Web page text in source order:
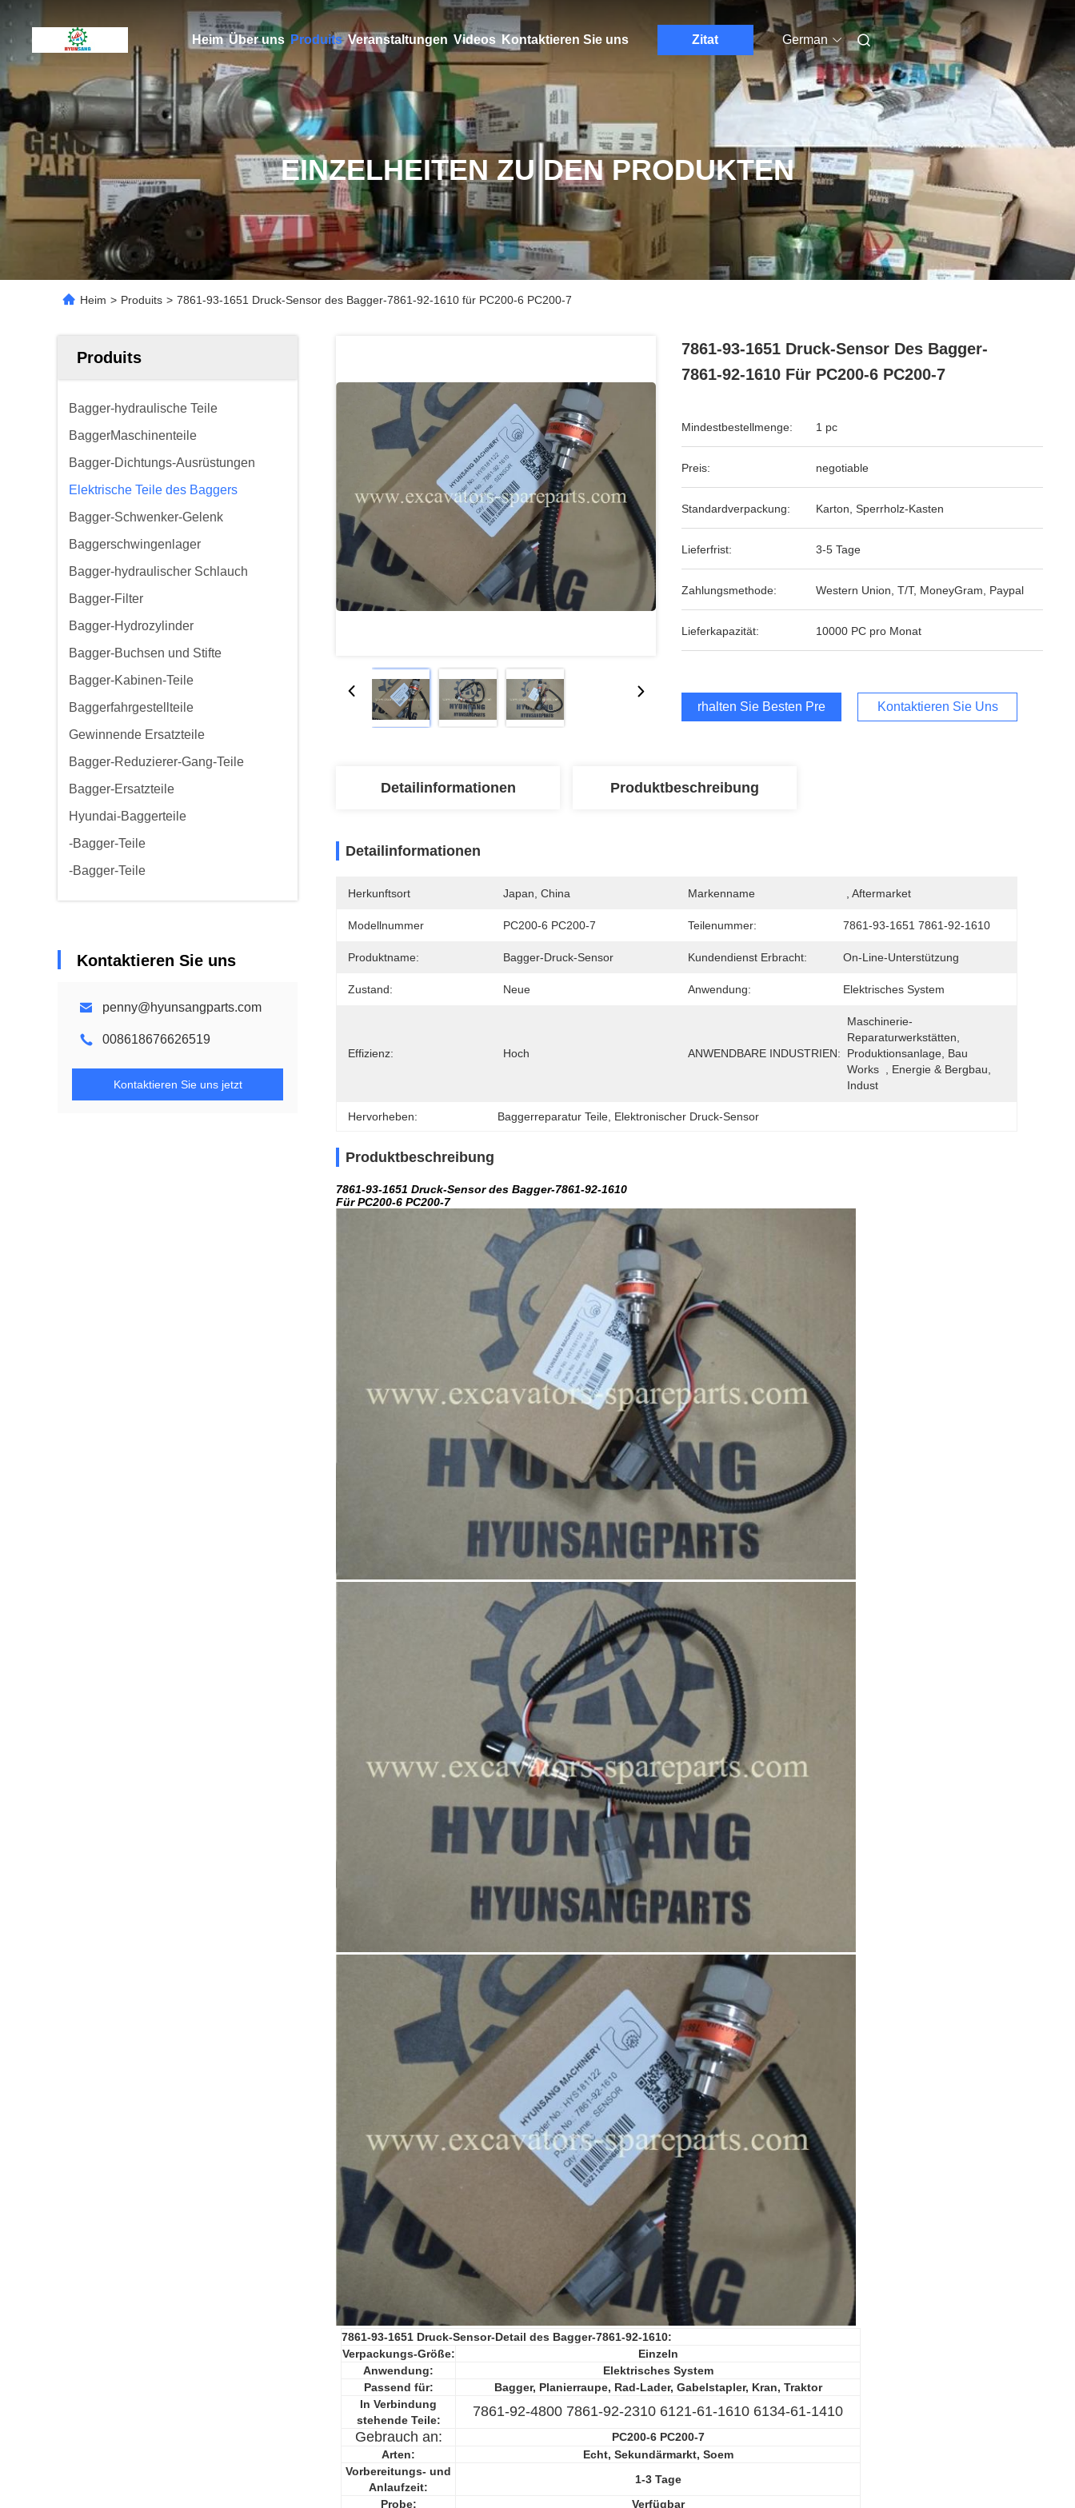
Heim Über uns Produits Veranstaltungen Videos Kontaktieren Sie uns Zitat German
EINZELHEITEN ZU DEN PRODUKTEN
Heim > Produits > 7861-93-1651 Druck-Sensor des Bagger-7861-92-1610 für PC200-6 PC200-7
Produits
Bagger-hydraulische Teile
BaggerMaschinenteile
Bagger-Dichtungs-Ausrüstungen
Elektrische Teile des Baggers
Bagger-Schwenker-Gelenk
Baggerschwingenlager
Bagger-hydraulischer Schlauch
Bagger-Filter
Bagger-Hydrozylinder
Bagger-Buchsen und Stifte
Bagger-Kabinen-Teile
Baggerfahrgestellteile
Gewinnende Ersatzteile
Bagger-Reduzierer-Gang-Teile
Bagger-Ersatzteile
Hyundai-Baggerteile
-Bagger-Teile
-Bagger-Teile
Kontaktieren Sie uns
penny@hyunsangparts.com
008618676626519
Kontaktieren Sie uns jetzt
7861-93-1651 Druck-Sensor Des Bagger-
7861-92-1610 Für PC200-6 PC200-7
Mindestbestellmenge: 1 pc
Preis: negotiable
Standardverpackung: Karton, Sperrholz-Kasten
Lieferfrist: 3-5 Tage
Zahlungsmethode: Western Union, T/T, MoneyGram, Paypal
Lieferkapazität: 10000 PC pro Monat
Erhalten Sie Besten Preis Kontaktieren Sie Uns
Detailinformationen Produktbeschreibung
Detailinformationen
Herkunftsort Japan, China Markenname , Aftermarket
Modellnummer PC200-6 PC200-7 Teilenummer: 7861-93-1651 7861-92-1610
Produktname: Bagger-Druck-Sensor Kundendienst Erbracht: On-Line-Unterstützung
Zustand: Neue Anwendung: Elektrisches System
Effizienz: Hoch ANWENDBARE INDUSTRIEN:
Maschinerie-
Reparaturwerkstätten,
Produktionsanlage, Bau
Works  , Energie & Bergbau,
Indust
Hervorheben: Baggerreparatur Teile Elektronischer Druck-Sensor
Produktbeschreibung
7861-93-1651 Druck-Sensor des Bagger-7861-92-1610
Für PC200-6 PC200-7
7861-93-1651 Druck-Sensor-Detail des Bagger-7861-92-1610:
Verpackungs-Größe:
Einzeln
Anwendung:
Elektrisches System
Passend für:
Bagger, Planierraupe, Rad-Lader, Gabelstapler, Kran, Traktor
In Verbindung
stehende Teile:
7861-92-4800 7861-92-2310 6121-61-1610 6134-61-1410
Gebrauch an:
PC200-6 PC200-7
Arten:
Echt, Sekundärmarkt, Soem
Vorbereitungs- und
Anlaufzeit:
1-3 Tage
Probe:
Verfügbar